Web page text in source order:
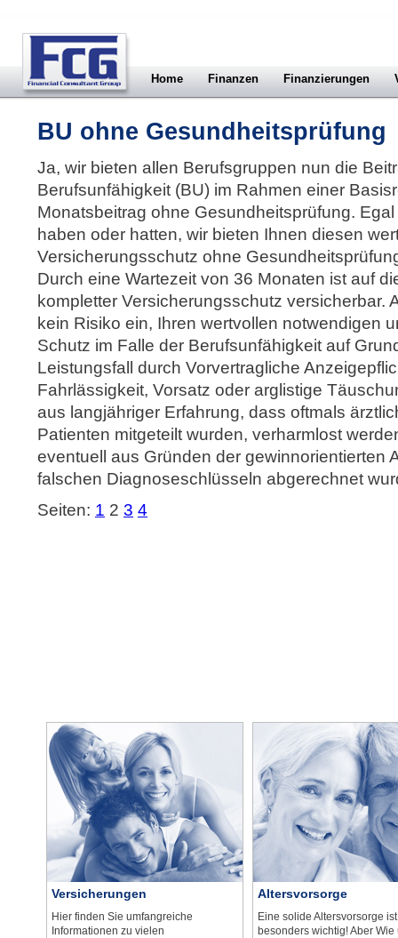
Home Finanzen Finanzierungen
BU ohne Gesundheitsprüfung
Ja, wir bieten allen Berufsgruppen nun die
Berufsunfähigkeit (BU) im Rahmen einer
Monatsbeitrag ohne Gesundheitsprüfung.
haben oder hatten, wir bieten Ihnen diesen
Versicherungsschutz ohne
Durch eine Wartezeit von 36 Monaten ist auf
kompletter Versicherungsschutz versicherbar.
kein Risiko ein, Ihren wertvollen notwendigen
Schutz im Falle der Berufsunfähigkeit auf
Leistungsfall durch Vorvertragliche
Fahrlässigkeit, Vorsatz oder arglistige
aus langjähriger Erfahrung, dass oftmals
Patienten mitgeteilt wurden, verharmlost
eventuell aus Gründen der gewinnorientierten
falschen Diagnoseschlüsseln abgerechnet
Seiten: 1 2 3 4
Versicherungen
Hier finden Sie umfangreiche
Informationen zu vielen
Altersvorsorge
Eine solide Altersvorsorge ist
besonders wichtig! Aber Wie